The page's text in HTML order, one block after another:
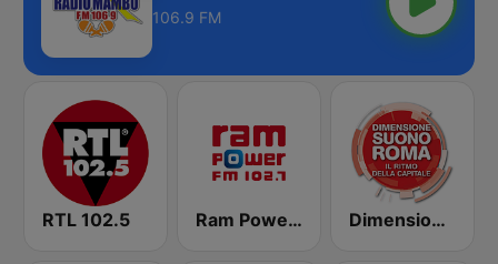
106.9 FM
RTL 102.5 Ram Power FM Dimensione Suono Roma